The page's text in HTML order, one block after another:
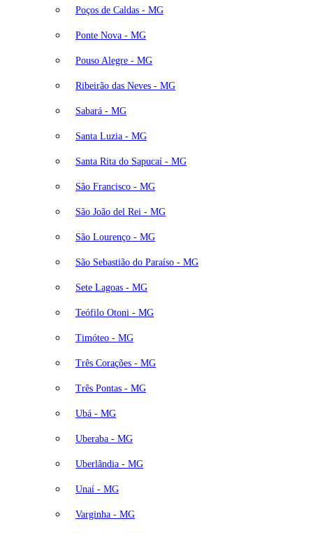
Poços de Caldas - MG
Ponte Nova - MG
Pouso Alegre - MG
Ribeirão das Neves - MG
Sabará - MG
Santa Luzia - MG
Santa Rita do Sapucaí - MG
São Francisco - MG
São João del Rei - MG
São Lourenço - MG
São Sebastião do Paraíso - MG
Sete Lagoas - MG
Teófilo Otoni - MG
Timóteo - MG
Três Corações - MG
Três Pontas - MG
Ubá - MG
Uberaba - MG
Uberlândia - MG
Unaí - MG
Varginha - MG